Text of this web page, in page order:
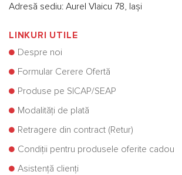
Adresă sediu: Aurel Vlaicu 78, Iași
LINKURI UTILE
Despre noi
Formular Cerere Ofertă
Produse pe SICAP/SEAP
Modalități de plată
Retragere din contract (Retur)
Condiții pentru produsele oferite cadou
Asistență clienți